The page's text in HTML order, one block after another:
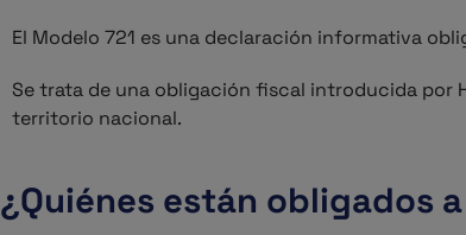
El Modelo 721 es una declaración informativa
Se trata de una obligación fiscal introducida por
territorio nacional.
¿Quiénes están obligados